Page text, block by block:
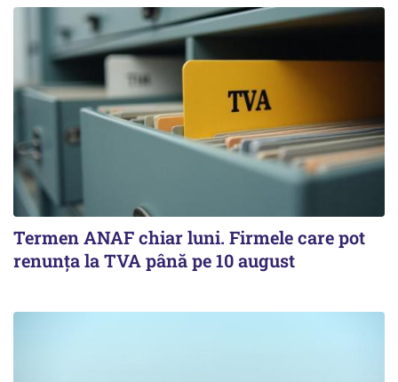
Termen ANAF chiar luni. Firmele care pot
renunța la TVA până pe 10 august